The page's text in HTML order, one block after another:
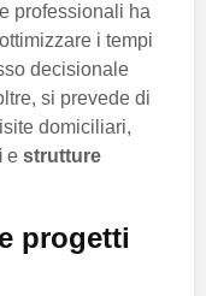
professionali ha
i tempi
decisionale
si prevede di
domiciliari,
e strutture
progetti